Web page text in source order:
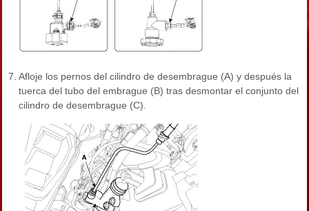
7. Afloje los pernos del cilindro de desembrague (A) y después la
tuerca del tubo del embrague (B) tras desmontar el conjunto del
cilindro de desembrague (C).